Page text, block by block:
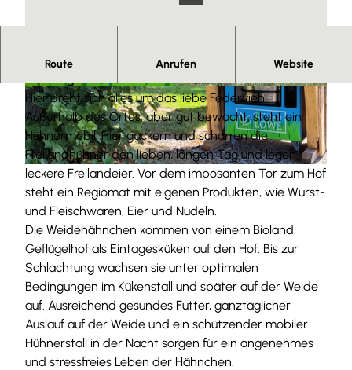
© Demontis |CC-BY-SA
© Demontis | CC-BY-SA © Demontis | CC-BY-SA
Route Anrufen Website
Regionale Weidehähnchen - Qualität und Tierwohl
Hier dreht sich alles um das liebe Federvieh.
Außerhalb des Ortes, aber gut bewacht, steht ein
Hühnermobil. Hier gackern und scharren die
Freilandhühner den lieben, langen Tag und legen
leckere Freilandeier. Vor dem imposanten Tor zum Hof
steht ein Regiomat mit eigenen Produkten, wie Wurst-
und Fleischwaren, Eier und Nudeln.
Die Weidehähnchen kommen von einem Bioland
Geflügelhof als Eintagesküken auf den Hof. Bis zur
Schlachtung wachsen sie unter optimalen
Bedingungen im Kükenstall und später auf der Weide
auf. Ausreichend gesundes Futter, ganztäglicher
Auslauf auf der Weide und ein schützender mobiler
Hühnerstall in der Nacht sorgen für ein angenehmes
und stressfreies Leben der Hähnchen.